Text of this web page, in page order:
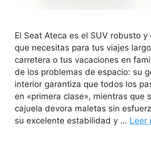
El Seat Ateca es el SUV robusto y
que necesitas para tus viajes
carretera o tus vacaciones en
de los problemas de espacio: su
interior garantiza que todos los
en «primera clase», mientras que
cajuela devora maletas sin
su excelente estabilidad y … Leer